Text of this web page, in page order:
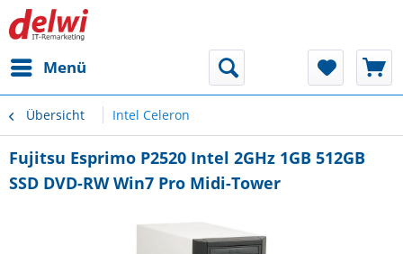
Menü
Übersicht Intel Celeron
Fujitsu Esprimo P2520 Intel 2GHz 1GB 512GB
SSD DVD-RW Win7 Pro Midi-Tower